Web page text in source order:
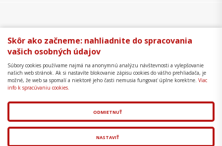
Všeobecné obchodné podmienky
Správa cookies
Ochrana osobných údajov
Formulár na odstúpenie
Mapa stránky
Copyright © 2018 - 2026 Business Coaching College,
s.r.o.
aredakčný systém
spol. s r.o.
Skôr ako začneme: nahliadnite do spracovania
vašich osobných údajov
Súbory cookies používame najmä na anonymnú analýzu návštevnosti a vylepšovanie
našich web stránok. Ak si nastavíte blokovanie zápisu cookies do vášho prehliadača, je
možné, že web sa spomalí a niektoré jeho časti nemusia fungovať úplne korektne. Viac
info k spracúvaniu cookies.
ODMIETNUŤ
NASTAVIŤ